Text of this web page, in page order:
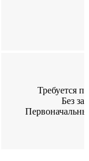
Требуется
Без